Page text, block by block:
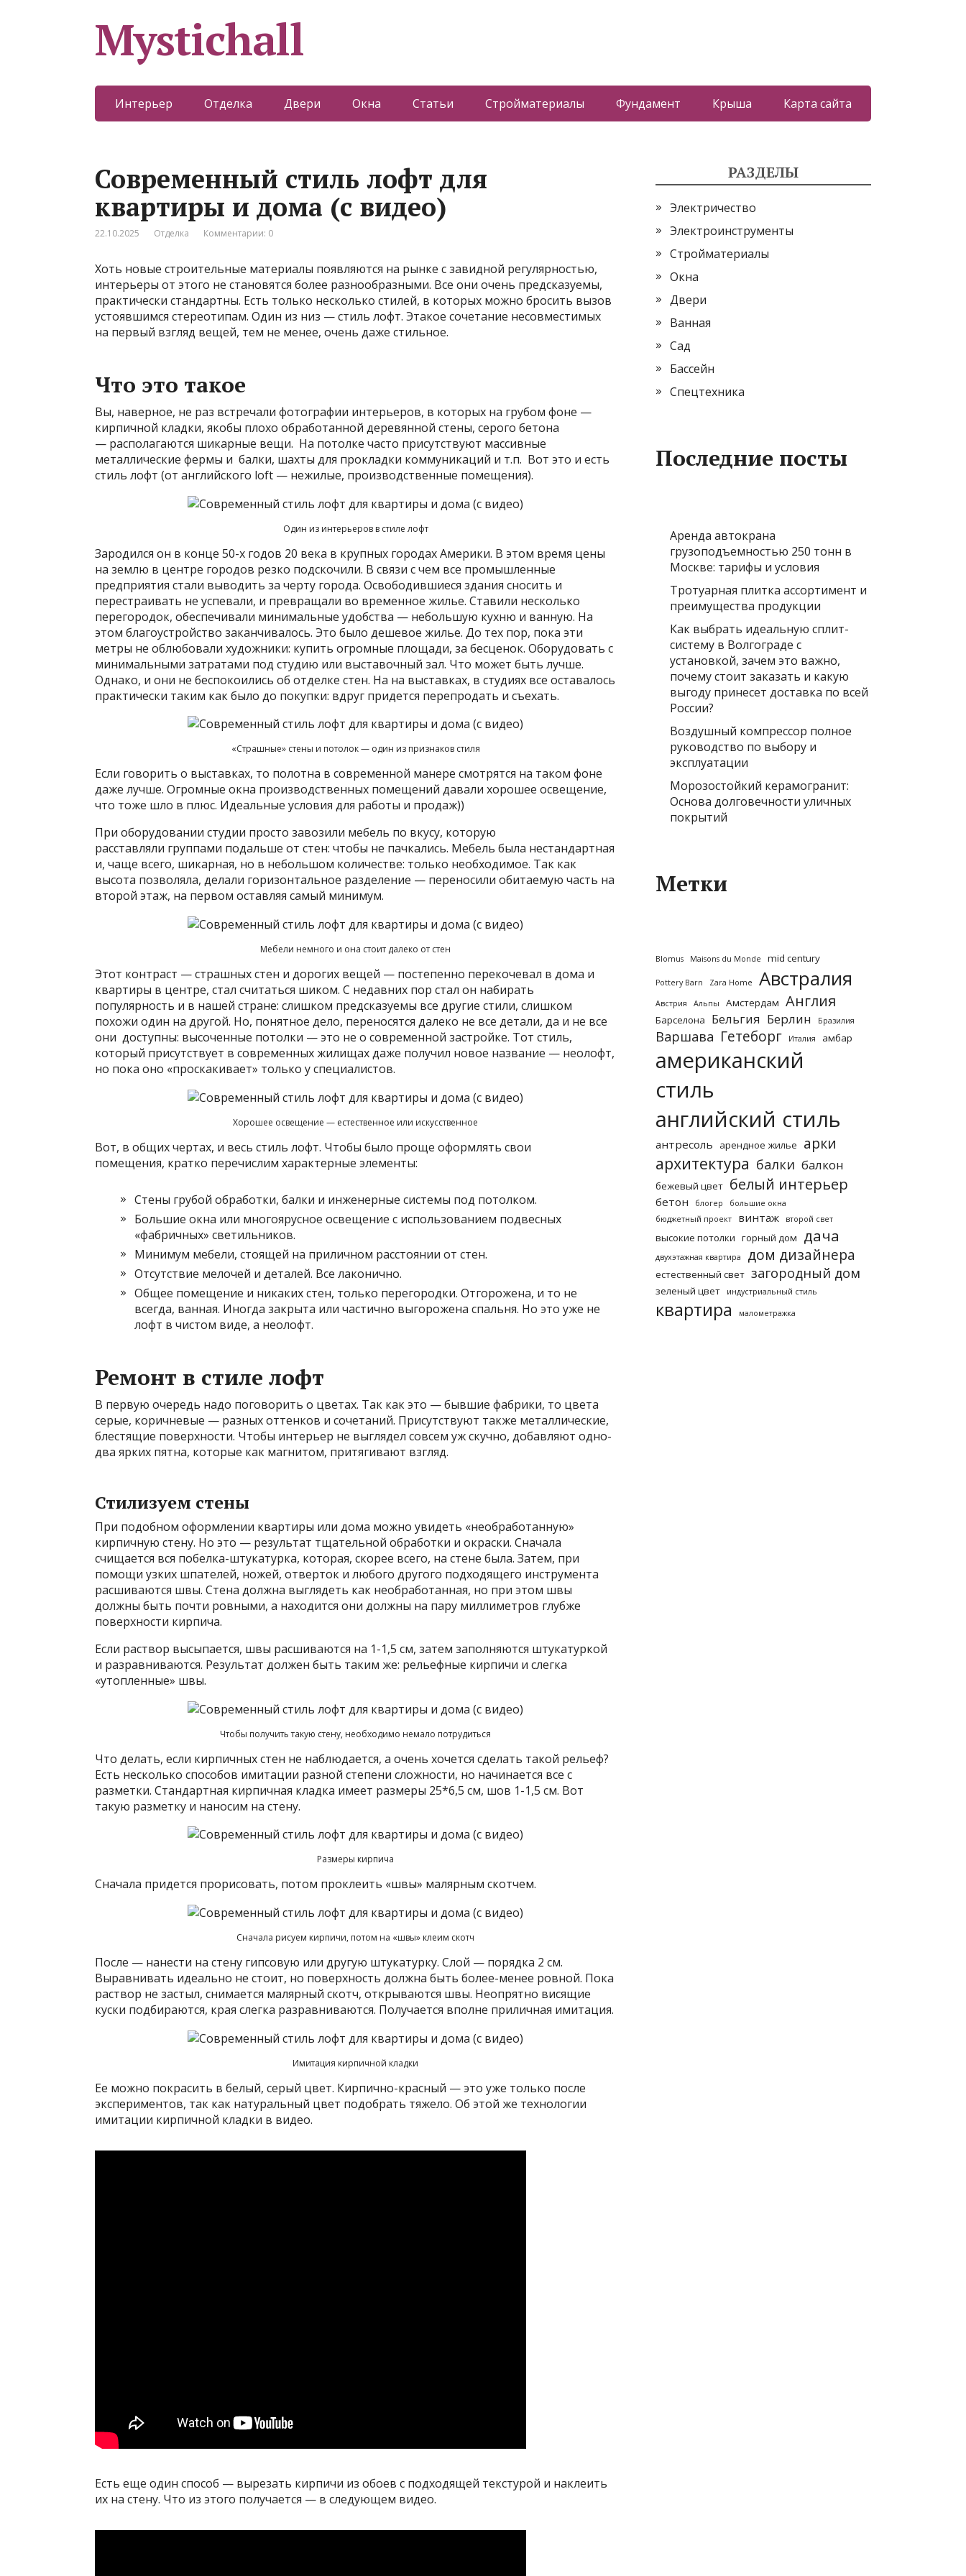
Mystichall
Интерьер Отделка Двери Окна Статьи Стройматериалы Фундамент Крыша Карта сайта
Современный стиль лофт для
квартиры и дома (с видео)
22.10.2025 Отделка Комментарии: 0
Хоть новые строительные материалы появляются на рынке с завидной регулярностью,
интерьеры от этого не становятся более разнообразными. Все они очень предсказуемы,
практически стандартны. Есть только несколько стилей, в которых можно бросить вызов
устоявшимся стереотипам. Один из низ — стиль лофт. Этакое сочетание несовместимых
на первый взгляд вещей, тем не менее, очень даже стильное.
Что это такое
Вы, наверное, не раз встречали фотографии интерьеров, в которых на грубом фоне —
кирпичной кладки, якобы плохо обработанной деревянной стены, серого бетона
— располагаются шикарные вещи. На потолке часто присутствуют массивные
металлические фермы и балки, шахты для прокладки коммуникаций и т.п. Вот это и есть
стиль лофт (от английского loft — нежилые, производственные помещения).
Один из интерьеров в стиле лофт
Зародился он в конце 50-х годов 20 века в крупных городах Америки. В этом время цены
на землю в центре городов резко подскочили. В связи с чем все промышленные
предприятия стали выводить за черту города. Освободившиеся здания сносить и
перестраивать не успевали, и превращали во временное жилье. Ставили несколько
перегородок, обеспечивали минимальные удобства — небольшую кухню и ванную. На
этом благоустройство заканчивалось. Это было дешевое жилье. До тех пор, пока эти
метры не облюбовали художники: купить огромные площади, за бесценок. Оборудовать с
минимальными затратами под студию или выставочный зал. Что может быть лучше.
Однако, и они не беспокоились об отделке стен. На на выставках, в студиях все оставалось
практически таким как было до покупки: вдруг придется перепродать и съехать.
«Страшные» стены и потолок — один из признаков стиля
Если говорить о выставках, то полотна в современной манере смотрятся на таком фоне
даже лучше. Огромные окна производственных помещений давали хорошее освещение,
что тоже шло в плюс. Идеальные условия для работы и продаж))
При оборудовании студии просто завозили мебель по вкусу, которую
расставляли группами подальше от стен: чтобы не пачкались. Мебель была нестандартная
и, чаще всего, шикарная, но в небольшом количестве: только необходимое. Так как
высота позволяла, делали горизонтальное разделение — переносили обитаемую часть на
второй этаж, на первом оставляя самый минимум.
Мебели немного и она стоит далеко от стен
Этот контраст — страшных стен и дорогих вещей — постепенно перекочевал в дома и
квартиры в центре, стал считаться шиком. С недавних пор стал он набирать
популярность и в нашей стране: слишком предсказуемы все другие стили, слишком
похожи один на другой. Но, понятное дело, переносятся далеко не все детали, да и не все
они доступны: высоченные потолки — это не о современной застройке. Тот стиль,
который присутствует в современных жилищах даже получил новое название — неолофт,
но пока оно «проскакивает» только у специалистов.
Хорошее освещение — естественное или искусственное
Вот, в общих чертах, и весь стиль лофт. Чтобы было проще оформлять свои
помещения, кратко перечислим характерные элементы:
Стены грубой обработки, балки и инженерные системы под потолком.
Большие окна или многоярусное освещение с использованием подвесных
«фабричных» светильников.
Минимум мебели, стоящей на приличном расстоянии от стен.
Отсутствие мелочей и деталей. Все лаконично.
Общее помещение и никаких стен, только перегородки. Отгорожена, и то не
всегда, ванная. Иногда закрыта или частично выгорожена спальня. Но это уже не
лофт в чистом виде, а неолофт.
Ремонт в стиле лофт
В первую очередь надо поговорить о цветах. Так как это — бывшие фабрики, то цвета
серые, коричневые — разных оттенков и сочетаний. Присутствуют также металлические,
блестящие поверхности. Чтобы интерьер не выглядел совсем уж скучно, добавляют одно-
два ярких пятна, которые как магнитом, притягивают взгляд.
Стилизуем стены
При подобном оформлении квартиры или дома можно увидеть «необработанную»
кирпичную стену. Но это — результат тщательной обработки и окраски. Сначала
счищается вся побелка-штукатурка, которая, скорее всего, на стене была. Затем, при
помощи узких шпателей, ножей, отверток и любого другого подходящего инструмента
расшиваются швы. Стена должна выглядеть как необработанная, но при этом швы
должны быть почти ровными, а находится они должны на пару миллиметров глубже
поверхности кирпича.
Если раствор высыпается, швы расшиваются на 1-1,5 см, затем заполняются штукатуркой
и разравниваются. Результат должен быть таким же: рельефные кирпичи и слегка
«утопленные» швы.
Чтобы получить такую стену, необходимо немало потрудиться
Что делать, если кирпичных стен не наблюдается, а очень хочется сделать такой рельеф?
Есть несколько способов имитации разной степени сложности, но начинается все с
разметки. Стандартная кирпичная кладка имеет размеры 25*6,5 см, шов 1-1,5 см. Вот
такую разметку и наносим на стену.
Размеры кирпича
Сначала придется прорисовать, потом проклеить «швы» малярным скотчем.
Сначала рисуем кирпичи, потом на «швы» клеим скотч
После — нанести на стену гипсовую или другую штукатурку. Слой — порядка 2 см.
Выравнивать идеально не стоит, но поверхность должна быть более-менее ровной. Пока
раствор не застыл, снимается малярный скотч, открываются швы. Неопрятно висящие
куски подбираются, края слегка разравниваются. Получается вполне приличная имитация.
Имитация кирпичной кладки
Ее можно покрасить в белый, серый цвет. Кирпично-красный — это уже только после
экспериментов, так как натуральный цвет подобрать тяжело. Об этой же технологии
имитации кирпичной кладки в видео.
Есть еще один способ — вырезать кирпичи из обоев с подходящей текстурой и наклеить
их на стену. Что из этого получается — в следующем видео.
РАЗДЕЛЫ
Электричество
Электроинструменты
Стройматериалы
Окна
Двери
Ванная
Сад
Бассейн
Спецтехника
Последние посты
Аренда автокрана
грузоподъемностью 250 тонн в
Москве: тарифы и условия
Тротуарная плитка ассортимент и
преимущества продукции
Как выбрать идеальную сплит-
систему в Волгограде с
установкой, зачем это важно,
почему стоит заказать и какую
выгоду принесет доставка по всей
России?
Воздушный компрессор полное
руководство по выбору и
эксплуатации
Морозостойкий керамогранит:
Основа долговечности уличных
покрытий
Метки
Blomus Maisons du Monde mid century
Pottery Barn Zara Home Австралия
Австрия Альпы Амстердам Англия
Барселона Бельгия Берлин Бразилия
Варшава Гетеборг Италия амбар
американский
стиль
английский стиль
антресоль арендное жилье арки
архитектура балки балкон
бежевый цвет белый интерьер
бетон блогер
большие окна
бюджетный проект
винтаж второй свет
высокие потолки горный дом дача
двухэтажная квартира дом дизайнера
естественный свет загородный дом
зеленый цвет индустриальный стиль
квартира малометражка